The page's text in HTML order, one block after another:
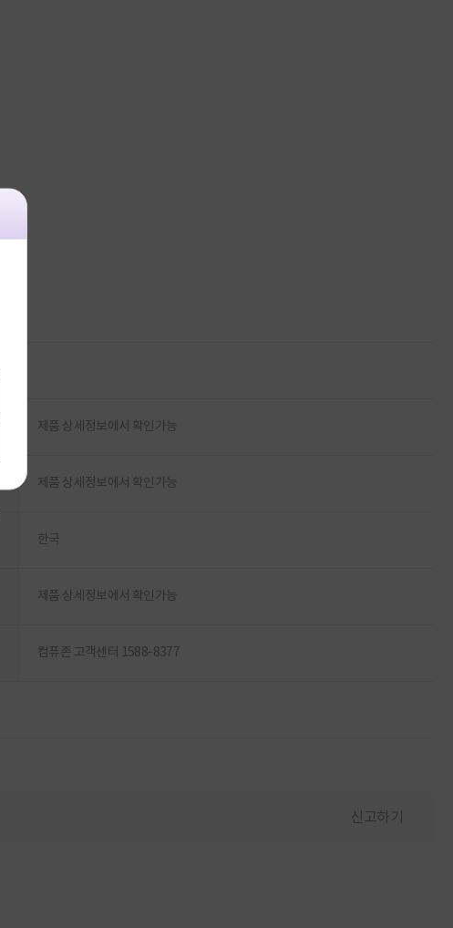
제품 상세정보에서 확인가능
제품 상세정보에서 확인가능
한국
제품 상세정보에서 확인가능
컴퓨존 고객센터 1588-8377
신고하기